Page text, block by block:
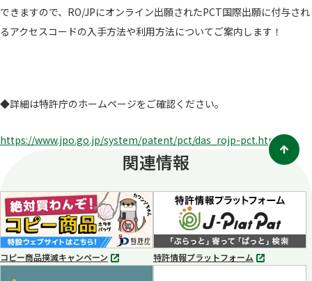
できますので、RO/JPにオンライン出願されたPCT国際出願に付与され
るアクセスコードの入手方法や利用方法についてご案内します！
◆詳細は特許庁のホームページをご確認ください。
https://www.jpo.go.jp/system/patent/pct/das_rojp-pct.html
関連情報
コピー商品撲滅キャンペーン
別
特許情報プラットフォーム
別